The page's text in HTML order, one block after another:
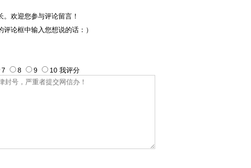
。欢迎您参与评论留言！
评论框中输入您想说的话：）
7 8 9 10 我评分